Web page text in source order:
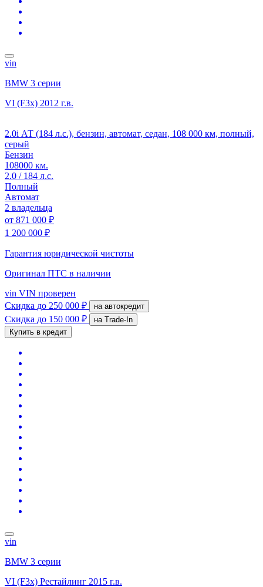
vin
BMW 3 серии
VI (F3x) 2012 г.в.
2.0i АТ (184 л.с.), бензин, автомат, седан, 108 000 км, полный,
серый
Бензин
108000 км.
2.0 / 184 л.с.
Полный
Автомат
2 владельца
от 871 000 ₽
1 200 000 ₽
Гарантия юридической чистоты
Оригинал ПТС в наличии
vin VIN проверен
Скидка до 250 000 ₽ на автокредит
Скидка до 150 000 ₽
на Trade-In
Купить в кредит
vin
BMW 3 серии
VI (F3x) Рестайлинг 2015 г.в.